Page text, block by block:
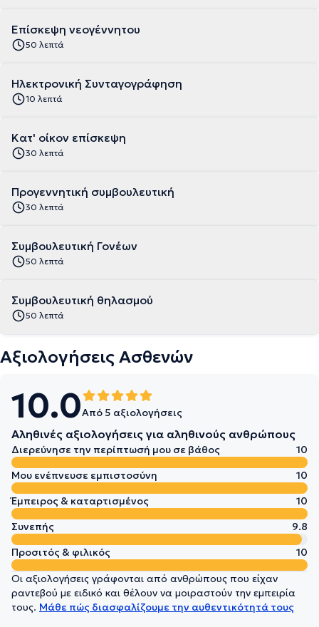
Επίσκεψη νεογέννητου
50 λεπτά
Ηλεκτρονική Συνταγογράφηση
10 λεπτά
Κατ' οίκον επίσκεψη
30 λεπτά
Προγεννητική συμβουλευτική
30 λεπτά
Συμβουλευτική Γονέων
50 λεπτά
Συμβουλευτική θηλασμού
50 λεπτά
Αξιολογήσεις Ασθενών
10.0Από 5 αξιολογήσεις
Αληθινές αξιολογήσεις για αληθινούς ανθρώπους
Διερεύνησε την περίπτωσή μου σε βάθος
10
Μου ενέπνευσε εμπιστοσύνη
10
Έμπειρος & καταρτισμένος
10
Συνεπής
9.8
Προσιτός & φιλικός
10
Οι αξιολογήσεις γράφονται από ανθρώπους που είχαν
ραντεβού με ειδικό και θέλουν να μοιραστούν την εμπειρία
τους. Μάθε πώς διασφαλίζουμε την αυθεντικότητά τους